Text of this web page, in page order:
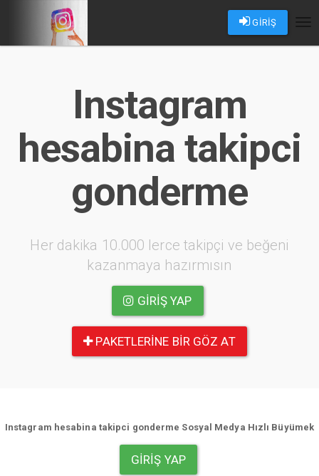
GİRİŞ
Instagram
hesabina takipci
gonderme
Her dakika 10.000 lerce takipçi ve beğeni
kazanmaya hazırmısın
GIRIŞ YAP
PAKETLERINE BIR GÖZ AT
Instagram hesabina takipci gonderme Sosyal Medya Hızlı Büyümek
GIRIŞ YAP